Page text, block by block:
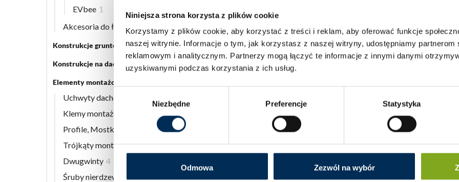
Niniejsza strona korzysta z plików cookie
Korzystamy z plików cookie, aby korzystać z treści i reklam, aby oferować funkcje
naszej witrynie. Informacje o tym, jak korzystasz z naszej witryny, udostępniamy partnerom
reklamowym i analitycznym. Partnerzy mogą łączyć te informacje z innymi danymi
uzyskiwanymi podczas korzystania z ich usług.
Niezbędne Preferencje Statystyka
Odmowa Zezwól na wybór
EVbee 1
Akcesoria do ładowarek EV
Konstrukcje gruntowe 5
Konstrukcje na dach płaski 3
Elementy montażowe
Uchwyty dachowe
Klemy montażowe
Profile, Mostki
Trójkąty montażowe 3
Dwugwinty 4
Śruby nierdzewne